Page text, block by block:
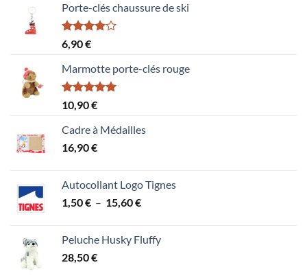
Porte-clés chaussure de ski
Note
4.00
5
6,90€
Marmotte porte-clés rouge
Note5.00
sur 5
10,90€
Cadre à Médailles
16,90€
Autocollant Logo Tignes
1,50€ – 15,60€Plage
1,50 €
Peluche Husky Fluffy
28,50€